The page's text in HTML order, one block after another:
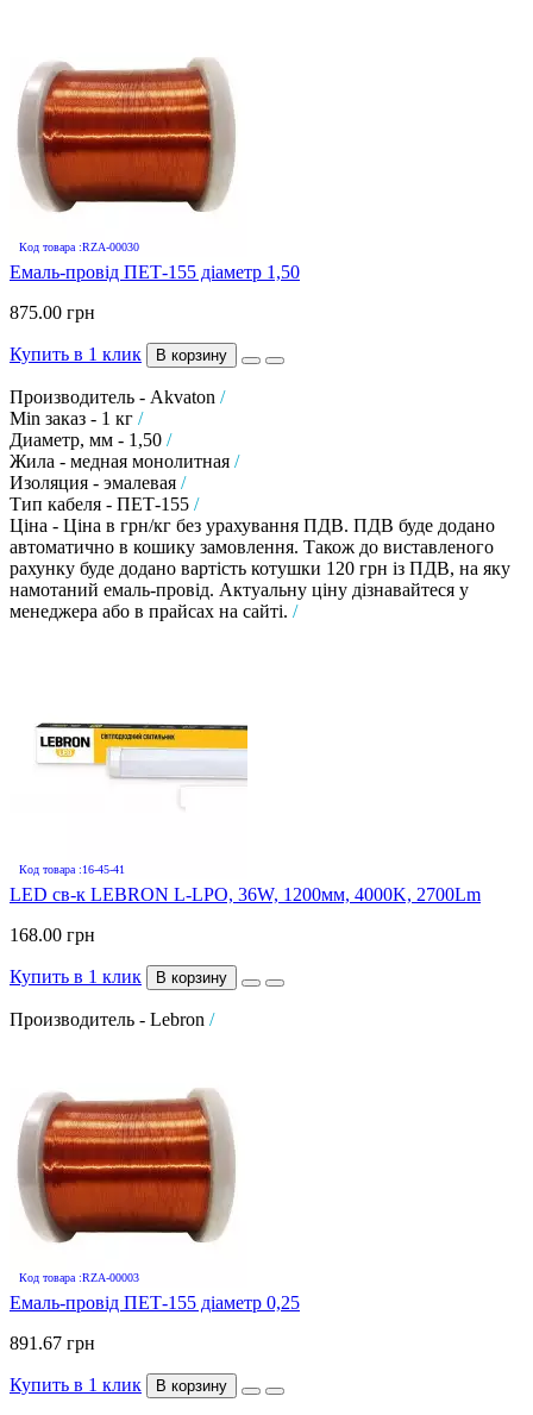
Код товара :RZA-00030
Емаль-провід ПЕТ-155 діаметр 1,50
875.00 грн
Купить в 1 клик В корзину
Производитель - Akvaton /
Min заказ - 1 кг /
Диаметр, мм - 1,50 /
Жила - медная монолитная /
Изоляция - эмалевая /
Тип кабеля - ПЕТ-155 /
Ціна - Ціна в грн/кг без урахування ПДВ. ПДВ буде додано
автоматично в кошику замовлення. Також до виставленого
рахунку буде додано вартість котушки 120 грн із ПДВ, на яку
намотаний емаль-провід. Актуальну ціну дізнавайтеся у
менеджера або в прайсах на сайті. /
Код товара :16-45-41
LED св-к LEBRON L-LPO, 36W, 1200мм, 4000K, 2700Lm
168.00 грн
Купить в 1 клик В корзину
Производитель - Lebron /
Код товара :RZA-00003
Емаль-провід ПЕТ-155 діаметр 0,25
891.67 грн
Купить в 1 клик В корзину